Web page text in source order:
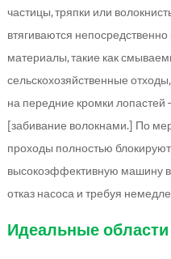
частицы, тряпки или
втягиваются
материалы, такие как
сельскохозяйственные
на передние кромки лопастей
[забивание волокнами.] По
проходы полностью
высокоэффективную машину
отказ насоса и требуя
Идеальные